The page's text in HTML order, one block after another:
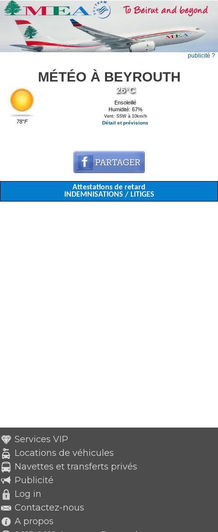
publicité ?
MÉTÉO À BEYROUTH
78°F
26°C
Ensoleillé
Humidité: 67%
Vent: SSW à 10km/h
Détail et prévisions
Attestations de retard
INDEMNISATIONS / LITIGES
Services VIP
Locations de véhicules
Navettes et transferts privés
Publicité
Log in
Contactez-nous
A propos